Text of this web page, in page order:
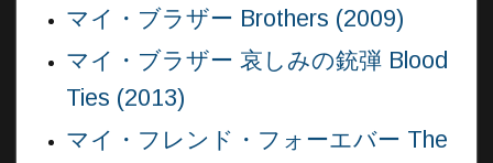
マイ・ブラザー Brothers (2009)
マイ・ブラザー 哀しみの銃弾 Blood
Ties (2013)
マイ・フレンド・フォーエバー The